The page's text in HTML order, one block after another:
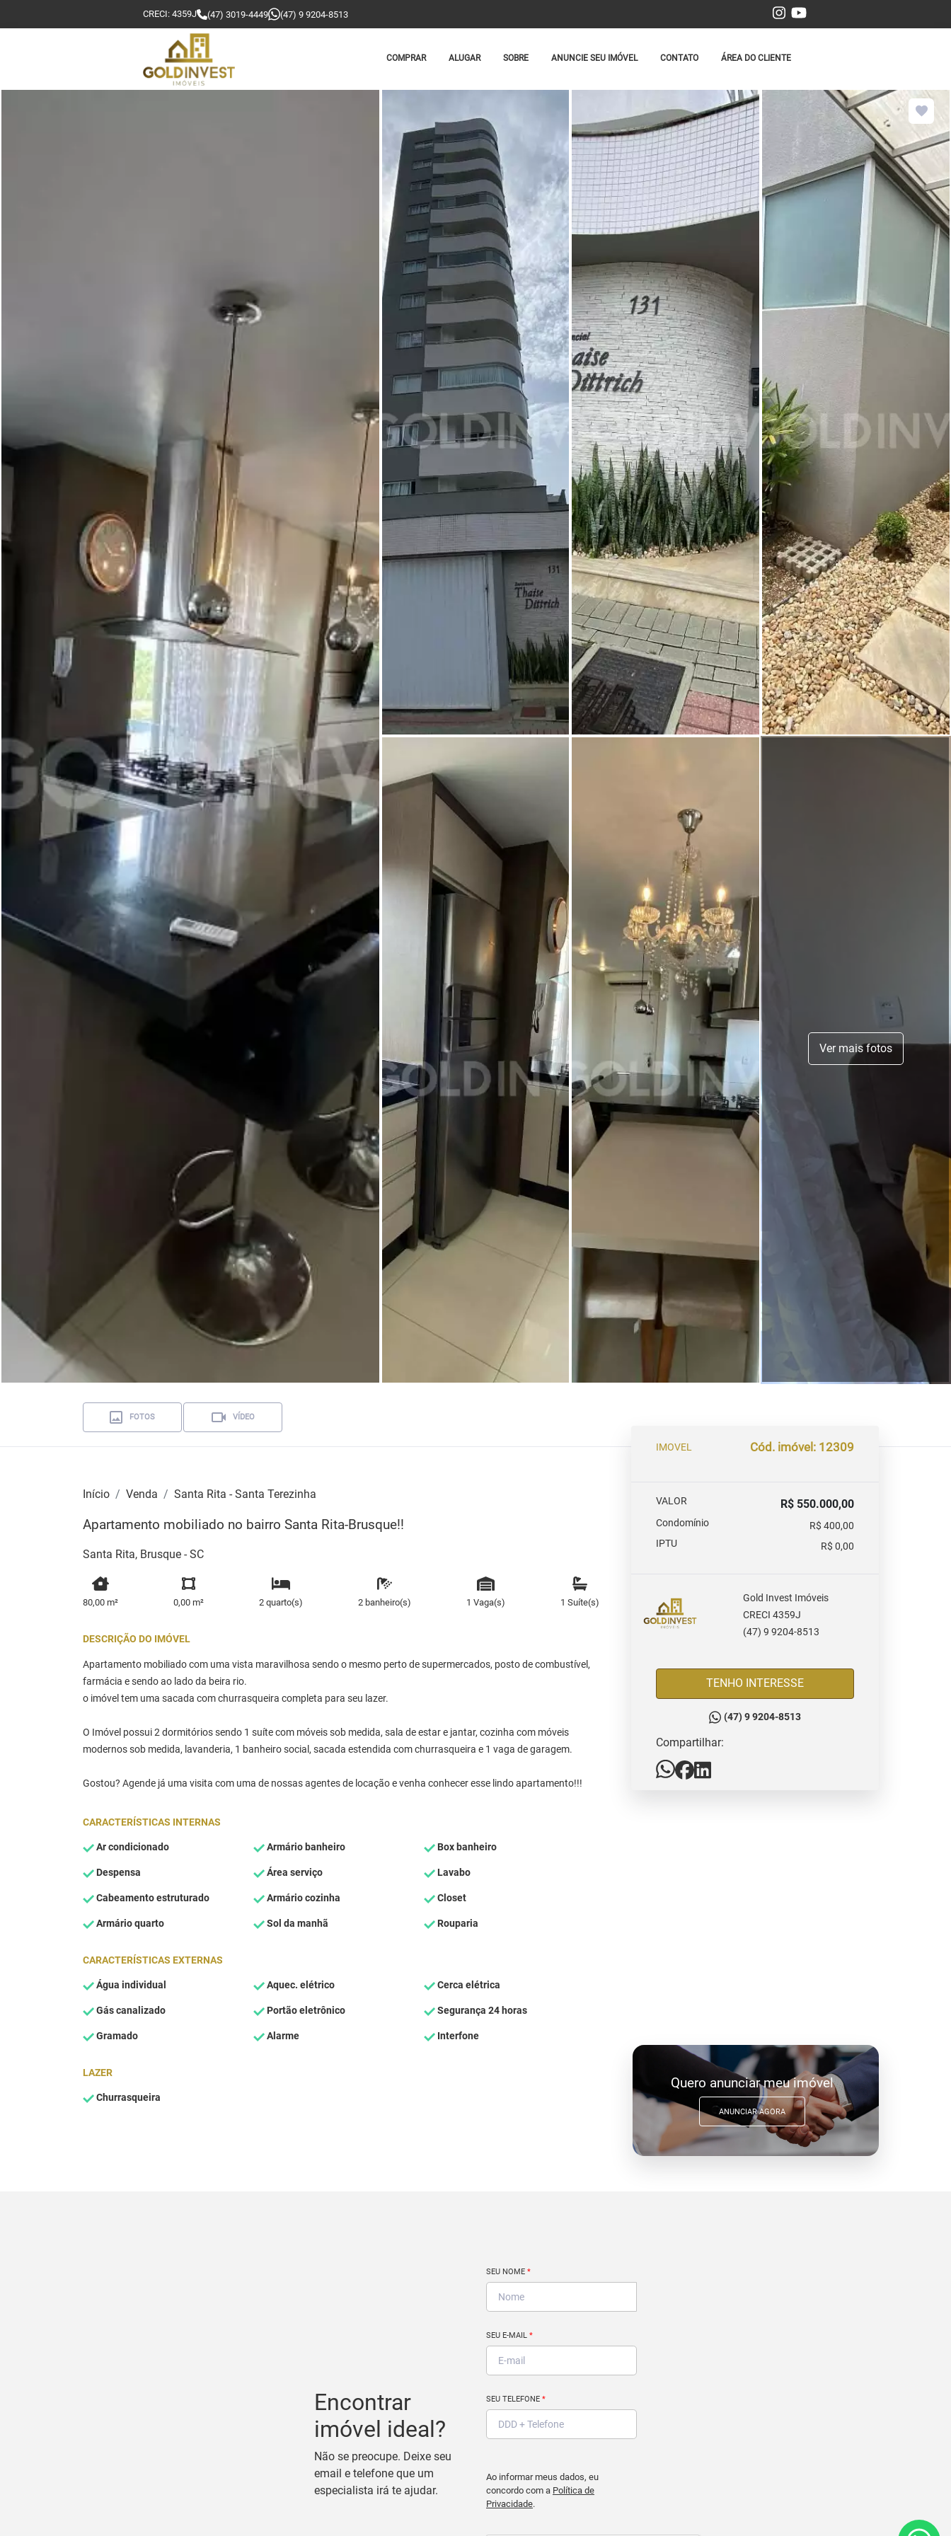
CRECI: 4359J (47) 3019-4449 (47) 9 9204-8513
COMPRAR ALUGAR SOBRE ANUNCIE SEU IMÓVEL CONTATO ÁREA DO CLIENTE
Ver mais fotos
FOTOS VÍDEO
Início Venda Santa Rita - Santa Terezinha
Apartamento mobiliado no bairro Santa Rita-Brusque!!
Santa Rita, Brusque - SC
80,00 m² 0,00 m² 2 quarto(s) 2 banheiro(s) 1 Vaga(s) 1 Suíte(s)
DESCRIÇÃO DO IMÓVEL
Apartamento mobiliado com uma vista maravilhosa sendo o mesmo perto de supermercados, posto de combustível,
farmácia e sendo ao lado da beira rio.
o imóvel tem uma sacada com churrasqueira completa para seu lazer.
O Imóvel possui 2 dormitórios sendo 1 suíte com móveis sob medida, sala de estar e jantar, cozinha com móveis
modernos sob medida, lavanderia, 1 banheiro social, sacada estendida com churrasqueira e 1 vaga de garagem.
Gostou? Agende já uma visita com uma de nossas agentes de locação e venha conhecer esse lindo apartamento!!!
CARACTERÍSTICAS INTERNAS
Ar condicionado Armário banheiro Box banheiro
Despensa Área serviço Lavabo
Cabeamento estruturado Armário cozinha Closet
Armário quarto Sol da manhã Rouparia
CARACTERÍSTICAS EXTERNAS
Água individual Aquec. elétrico Cerca elétrica
Gás canalizado Portão eletrônico Segurança 24 horas
Gramado Alarme Interfone
LAZER
Churrasqueira
IMOVEL Cód. imóvel: 12309
VALOR R$ 550.000,00
Condomínio
R$ 400,00
IPTU
R$ 0,00
Gold Invest Imóveis
CRECI 4359J
(47) 9 9204-8513
TENHO INTERESSE
(47) 9 9204-8513
Compartilhar:
Quero anunciar meu imóvel
ANUNCIAR AGORA
Encontrar
imóvel ideal?
Não se preocupe. Deixe seu
email e telefone que um
especialista irá te ajudar.
SEU NOME *
SEU E-MAIL *
SEU TELEFONE *
Ao informar meus dados, eu
concordo com a Política de
Privacidade.